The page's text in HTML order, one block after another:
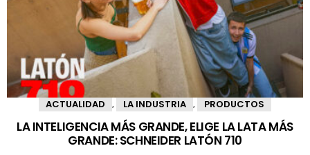
ACTUALIDAD , LA INDUSTRIA , PRODUCTOS
LA INTELIGENCIA MÁS GRANDE, ELIGE LA LATA MÁS
GRANDE: SCHNEIDER LATÓN 710